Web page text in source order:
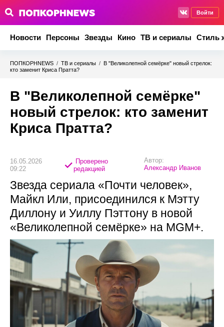
Войти
Новости Персоны Звезды Кино ТВ и сериалы Стиль
ПОПКОРНNEWS / ТВ и сериалы / В "Великолепной семёрке" новый стрелок:
кто заменит Криса Пратта?
В "Великолепной семёрке"
новый стрелок: кто заменит
Криса Пратта?
16.05.2026
09:22
Проверено
редакцией
Автор:
Александр Иванов
Звезда сериала «Почти человек»,
Майкл Или, присоединился к Мэтту
Диллону и Уиллу Пэттону в новой
«Великолепной семёрке» на MGM+.